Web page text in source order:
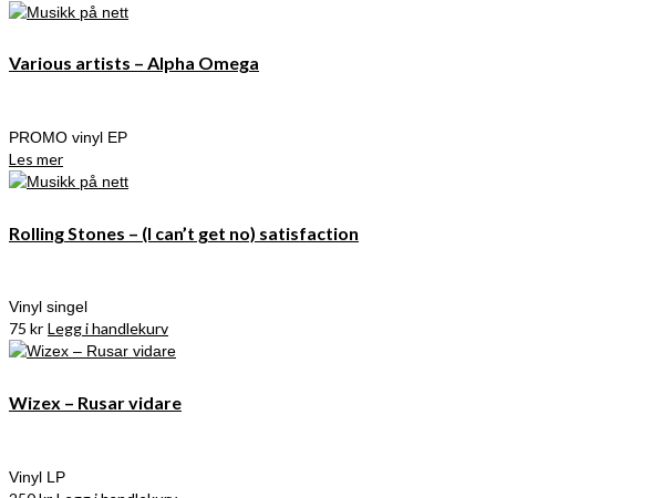
Various artists – Alpha Omega
PROMO vinyl EP
Les mer
Rolling Stones – (I can’t get no) satisfaction
Vinyl singel
75 kr Legg i handlekurv
Wizex – Rusar vidare
Vinyl LP